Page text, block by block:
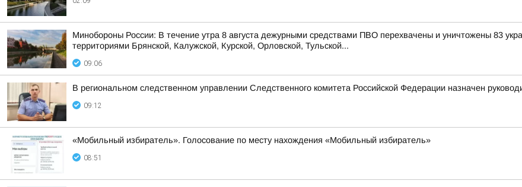
Минобороны России: В течение утра 8 августа дежурными средствами ПВО перехвачены и уничтожены 83
территориями Брянской, Калужской, Курской, Орловской, Тульской...
09:06
В региональном следственном управлении Следственного комитета Российской Федерации назначен
09:12
«Мобильный избиратель». Голосование по месту нахождения «Мобильный избиратель»
08:51